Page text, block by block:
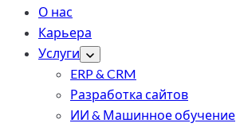
О нас
Карьера
Услуги
ERP & CRM
Разработка сайтов
ИИ & Машинное обучение